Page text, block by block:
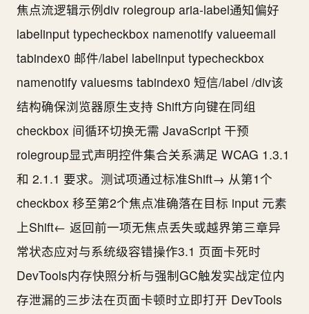
焦点流逻辑示例div rolegroup aria-label通知偏好
labelinput typecheckbox namenotify valueemail
tabindex0 邮件/label labelinput typecheckbox
namenotify valuesms tabindex0 短信/label /div该
结构确保浏览器原生支持 Shift方向键在同组
checkbox 间循环切换无需 JavaScript 干预
rolegroup显式声明控件集合关系满足 WCAG 1.3.1
和 2.1.1 要求。测试项通过标准Shift→ 从第1个
checkbox 移至第2个焦点准确落在目标 input 元素
上Shift← 返回前一项无焦点丢失或越界第三章异
常状态应对与系统级容错操作3.1 页面卡死时
DevTools内存快照分析与强制GC触发实战定位内
存泄漏的三步法在页面卡顿时立即打开 DevTools